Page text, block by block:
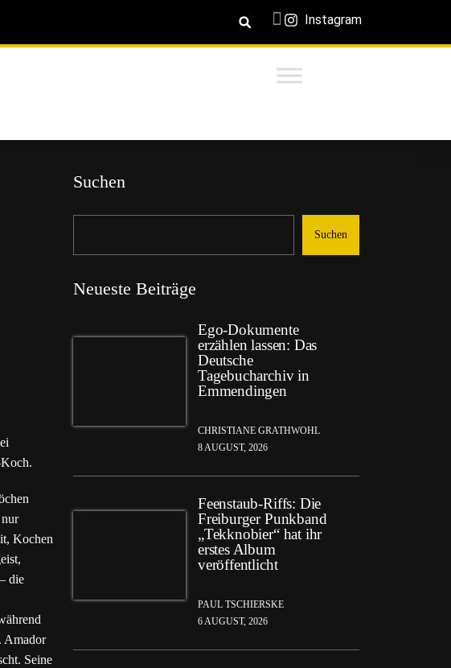
Instagram
Kochen
die
Amador
Seine
Suchen
Suchen
Neueste Beiträge
Ego-Dokumente
erzählen lassen: Das
Deutsche
Tagebucharchiv in
Emmendingen
CHRISTIANE GRATHWOHL
8 AUGUST, 2026
Feenstaub-Riffs: Die
Freiburger Punkband
„Tekknobier“ hat ihr
erstes Album
veröffentlicht
PAUL TSCHIERSKE
6 AUGUST, 2026